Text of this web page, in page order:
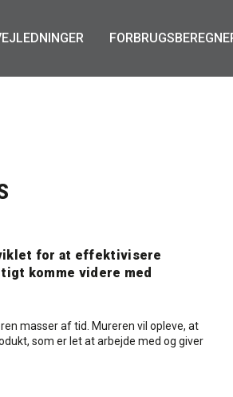
for at effektivisere
komme videre med
masser af tid. Mureren vil opleve, at
som er let at arbejde med og giver